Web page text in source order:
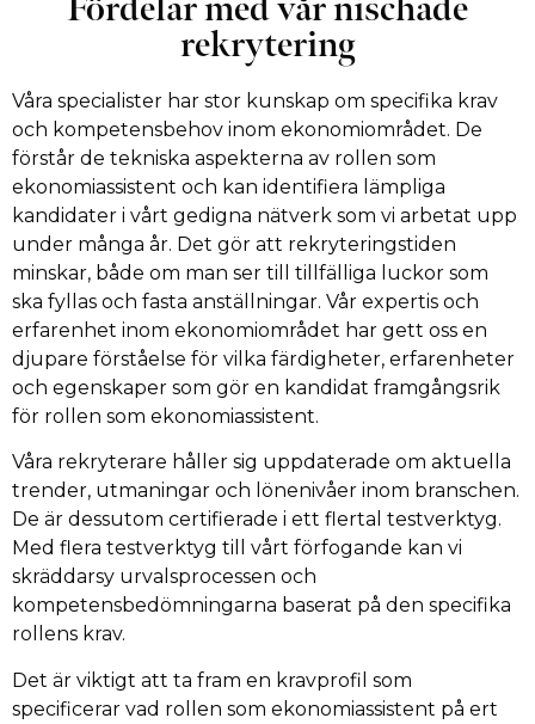
Fördelar med vår nischade
rekrytering
Våra specialister har stor kunskap om specifika krav
och kompetensbehov inom ekonomiområdet. De
förstår de tekniska aspekterna av rollen som
ekonomiassistent och kan identifiera lämpliga
kandidater i vårt gedigna nätverk som vi arbetat upp
under många år. Det gör att rekryteringstiden
minskar, både om man ser till tillfälliga luckor som
ska fyllas och fasta anställningar. Vår expertis och
erfarenhet inom ekonomiområdet har gett oss en
djupare förståelse för vilka färdigheter, erfarenheter
och egenskaper som gör en kandidat framgångsrik
för rollen som ekonomiassistent.
Våra rekryterare håller sig uppdaterade om aktuella
trender, utmaningar och lönenivåer inom branschen.
De är dessutom certifierade i ett flertal testverktyg.
Med flera testverktyg till vårt förfogande kan vi
skräddarsy urvalsprocessen och
kompetensbedömningarna baserat på den specifika
rollens krav.
Det är viktigt att ta fram en kravprofil som
specificerar vad rollen som ekonomiassistent på ert